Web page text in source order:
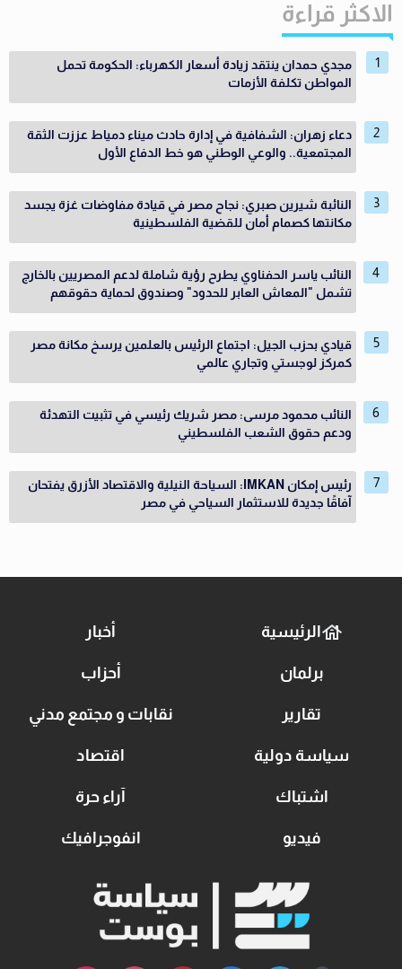
الاكثر قراءة
مجدي حمدان ينتقد زيادة أسعار الكهرباء: الحكومة تحمل
المواطن تكلفة الأزمات
دعاء زهران: الشفافية في إدارة حادث ميناء دمياط عززت الثقة
المجتمعية.. والوعي الوطني هو خط الدفاع الأول
النائبة شيرين صبري: نجاح مصر في قيادة مفاوضات غزة يجسد
مكانتها كصمام أمان للقضية الفلسطينية
النائب ياسر الحفناوي يطرح رؤية شاملة لدعم المصريين بالخارج
تشمل "المعاش العابر للحدود" وصندوق لحماية حقوقهم
قيادي بحزب الجيل: اجتماع الرئيس بالعلمين يرسخ مكانة مصر
كمركز لوجستي وتجاري عالمي
النائب محمود مرسى: مصر شريك رئيسي في تثبيت التهدئة
ودعم حقوق الشعب الفلسطيني
رئيس إمكان IMKAN: السياحة النيلية والاقتصاد الأزرق يفتحان
آفاقًا جديدة للاستثمار السياحي في مصر
الرئيسية أخبار
برلمان أحزاب
تقارير نقابات و مجتمع مدني
سياسة دولية اقتصاد
اشتباك آراء حرة
فيديو انفوجرافيك